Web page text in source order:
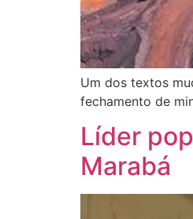
Um dos textos
fechamento de
Líder
Marabá